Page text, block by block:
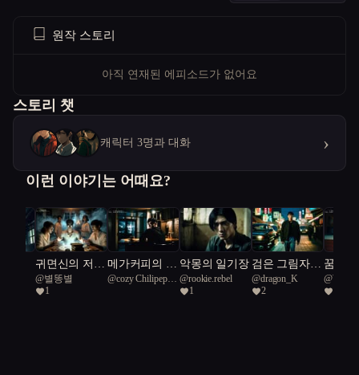
원작 스토리
아직 연재된 에피소드가 없어요
스토리 챗
캐릭터 3명과 대화 ›
이런 이야기는 어때요?
귀면신의 저
주: 어둠 속 부
름
@별똥별
1
메가커피의 유
령
@cozy Chilipepper
악몽의 일기장
@rookie.rebel
1
검은 그림자와
선풍기 괴담
@dragon_K
2
꿈 속
자: 현
몽 여
@Writer